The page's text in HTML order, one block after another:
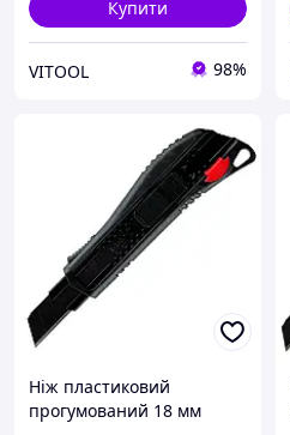
Купити
VITOOL 98%
Ніж пластиковий
прогумований 18 мм